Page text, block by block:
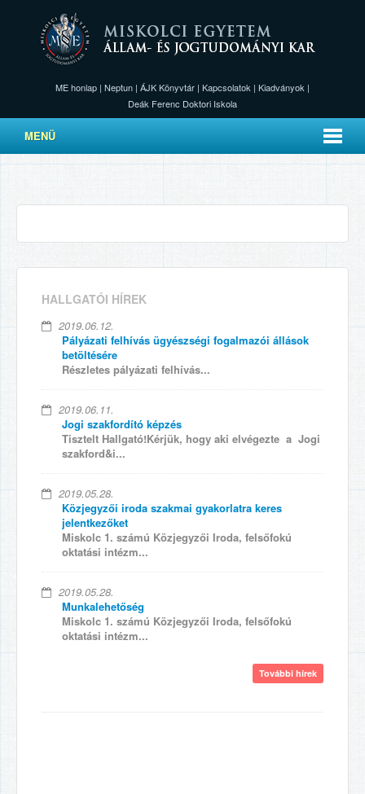
ME honlap | Neptun | ÁJK Könyvtár | Kapcsolatok | Kiadványok |
Deák Ferenc Doktori Iskola
MENÜ
HALLGATÓI HÍREK
2019.06.12.
Pályázati felhívás ügyészségi fogalmazói állások
betöltésére
Részletes pályázati felhívás...
2019.06.11.
Jogi szakfordító képzés
Tisztelt Hallgató!Kérjük, hogy aki elvégezte a Jogi
szakford&i...
2019.05.28.
Közjegyzői iroda szakmai gyakorlatra keres
jelentkezőket
Miskolc 1. számú Közjegyzői Iroda, felsőfokú
oktatási intézm...
2019.05.28.
Munkalehetőség
Miskolc 1. számú Közjegyzői Iroda, felsőfokú
oktatási intézm...
További hírek